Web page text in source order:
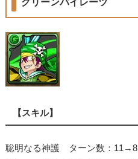
グリーンパイレーツ
【スキル】
聡明なる神護 ターン数：11→8